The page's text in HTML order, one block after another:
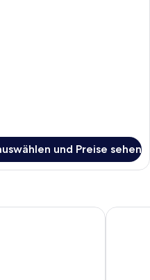
und Preise sehen
B&B